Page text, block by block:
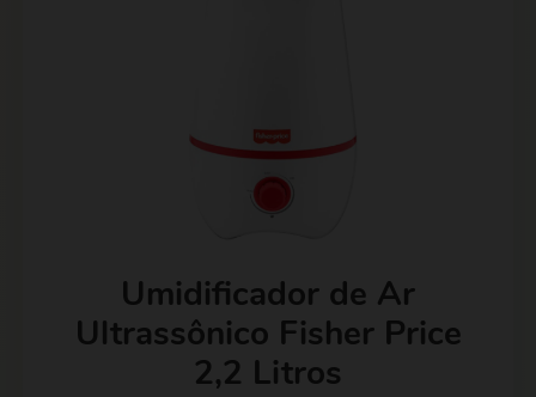
Umidificador de Ar
Ultrassônico Fisher Price
2,2 Litros